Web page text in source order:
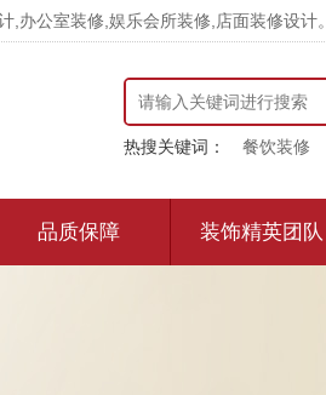
办公室装修,娱乐会所装修,店面装修设计。
热搜关键词： 餐饮装修
品质保障 装饰精英团队